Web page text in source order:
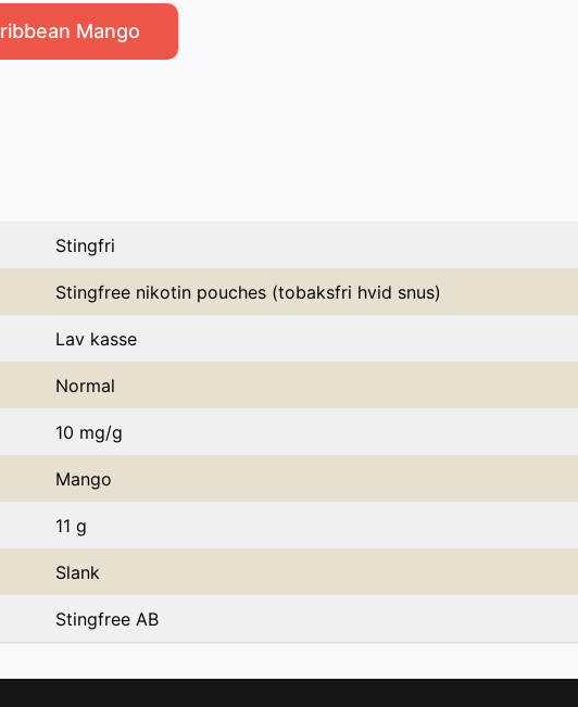
Mango
Stingfri
Stingfree nikotin pouches (tobaksfri hvid snus)
Lav kasse
Normal
10 mg/g
Mango
11 g
Slank
Stingfree AB